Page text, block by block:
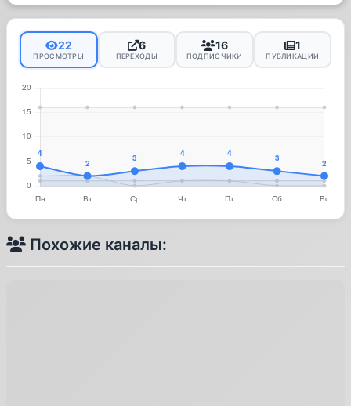
22
ПРОСМОТРЫ
6
ПЕРЕХОДЫ
16
ПОДПИСЧИКИ
1
ПУБЛИКАЦИИ
Похожие каналы: